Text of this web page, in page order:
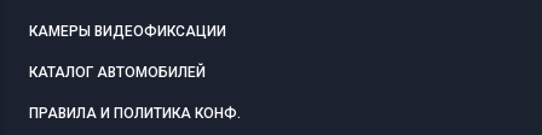
КАМЕРЫ ВИДЕОФИКСАЦИИ
КАТАЛОГ АВТОМОБИЛЕЙ
ПРАВИЛА И ПОЛИТИКА КОНФ.